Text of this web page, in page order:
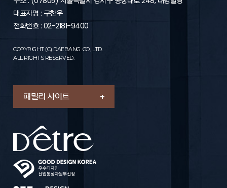
대표자명 : 구찬우
전화번호 : 02-2181-9400
COPYRIGHT (C) DAEBANG. CO., LTD.
ALL RIGHTS RESERVED.
패밀리 사이트